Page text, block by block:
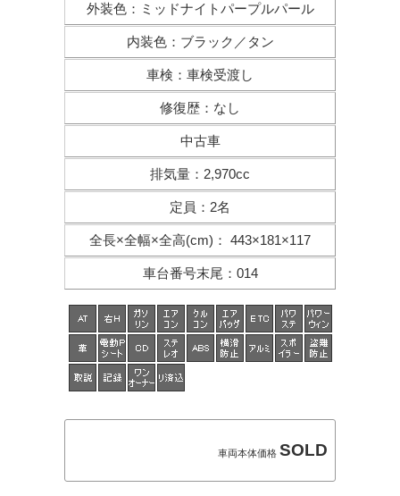
外装色： ミッドナイトパープルパール
内装色： ブラック／タン
車検 ： 車検受渡し
修復歴 ： なし
中古車
排気量 ： 2,970cc
定員 ： 2名
全長×全幅×全高(cm) ： 443×181×117
車台番号末尾 ： 014
車両本体価格 SOLD